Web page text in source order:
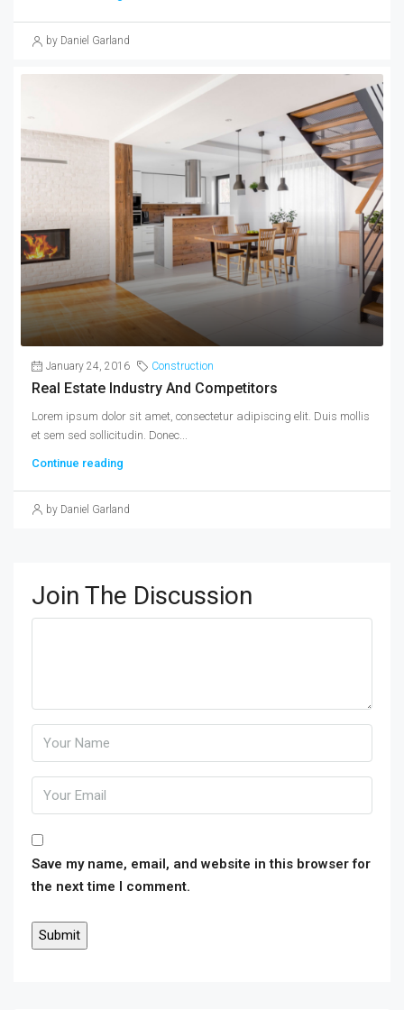
by Daniel Garland
January 24, 2016 Construction
Real Estate Industry And Competitors
Lorem ipsum dolor sit amet, consectetur adipiscing elit. Duis mollis
et sem sed sollicitudin. Donec...
Continue reading
by Daniel Garland
Join The Discussion
Save my name, email, and website in this browser for
the next time I comment.